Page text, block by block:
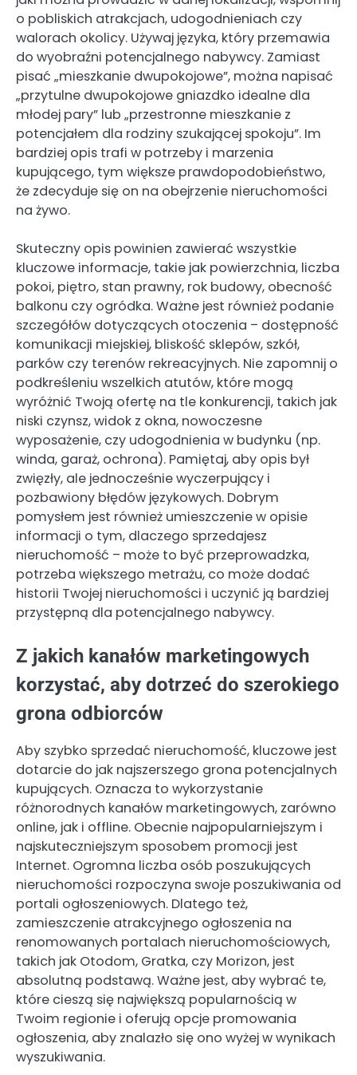
o pobliskich atrakcjach, udogodnieniach czy
walorach okolicy. Używaj języka, który przemawia
do wyobraźni potencjalnego nabywcy. Zamiast
pisać „mieszkanie dwupokojowe”, można napisać
„przytulne dwupokojowe gniazdko idealne dla
młodej pary” lub „przestronne mieszkanie z
potencjałem dla rodziny szukającej spokoju”. Im
bardziej opis trafi w potrzeby i marzenia
kupującego, tym większe prawdopodobieństwo,
że zdecyduje się on na obejrzenie nieruchomości
na żywo.
Skuteczny opis powinien zawierać wszystkie
kluczowe informacje, takie jak powierzchnia, liczba
pokoi, piętro, stan prawny, rok budowy, obecność
balkonu czy ogródka. Ważne jest również podanie
szczegółów dotyczących otoczenia – dostępność
komunikacji miejskiej, bliskość sklepów, szkół,
parków czy terenów rekreacyjnych. Nie zapomnij o
podkreśleniu wszelkich atutów, które mogą
wyróżnić Twoją ofertę na tle konkurencji, takich jak
niski czynsz, widok z okna, nowoczesne
wyposażenie, czy udogodnienia w budynku (np.
winda, garaż, ochrona). Pamiętaj, aby opis był
zwięzły, ale jednocześnie wyczerpujący i
pozbawiony błędów językowych. Dobrym
pomysłem jest również umieszczenie w opisie
informacji o tym, dlaczego sprzedajesz
nieruchomość – może to być przeprowadzka,
potrzeba większego metrażu, co może dodać
historii Twojej nieruchomości i uczynić ją bardziej
przystępną dla potencjalnego nabywcy.
Z jakich kanałów marketingowych
korzystać, aby dotrzeć do szerokiego
grona odbiorców
Aby szybko sprzedać nieruchomość, kluczowe jest
dotarcie do jak najszerszego grona potencjalnych
kupujących. Oznacza to wykorzystanie
różnorodnych kanałów marketingowych, zarówno
online, jak i offline. Obecnie najpopularniejszym i
najskuteczniejszym sposobem promocji jest
Internet. Ogromna liczba osób poszukujących
nieruchomości rozpoczyna swoje poszukiwania od
portali ogłoszeniowych. Dlatego też,
zamieszczenie atrakcyjnego ogłoszenia na
renomowanych portalach nieruchomościowych,
takich jak Otodom, Gratka, czy Morizon, jest
absolutną podstawą. Ważne jest, aby wybrać te,
które cieszą się największą popularnością w
Twoim regionie i oferują opcje promowania
ogłoszenia, aby znalazło się ono wyżej w wynikach
wyszukiwania.